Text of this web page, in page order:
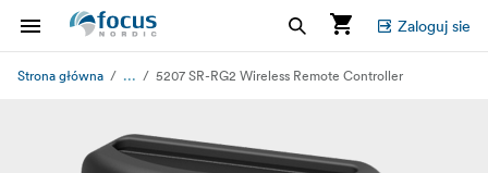
Zaloguj sie
Strona główna ... 5207 SR-RG2 Wireless Remote Controller